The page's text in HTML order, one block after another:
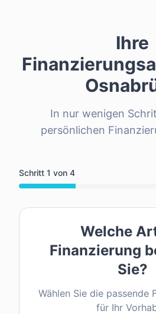
Ihre
In nur wenigen
persönlichen
Schritt 1 von 4
Welche
Finanzierung
Sie?
Wählen Sie die passende
für Ihr